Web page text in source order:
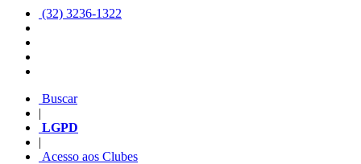
(32) 3236-1322
Buscar
|
LGPD
|
Acesso aos Clubes